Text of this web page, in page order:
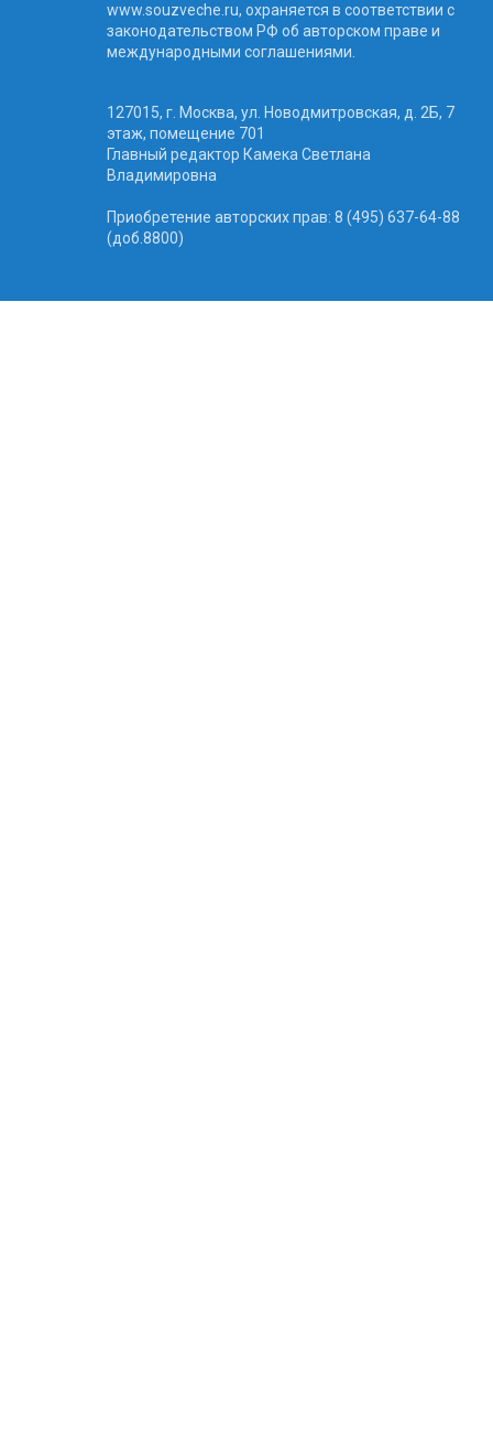
www.souzveche.ru, охраняется в соответствии с
законодательством РФ об авторском праве и
международными соглашениями.
127015, г. Москва, ул. Новодмитровская, д. 2Б, 7
этаж, помещение 701
Главный редактор Камека Светлана
Владимировна
Приобретение авторских прав: 8 (495) 637-64-88
(доб.8800)